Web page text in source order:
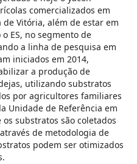
comercializados em
Vitória, além de estar em
ES, no segmento de
a linha de pesquisa em
iniciados em 2014,
a produção de
utilizando substratos
por agricultores familiares
Unidade de Referência em
substratos são coletados
de metodologia de
podem ser otimizados